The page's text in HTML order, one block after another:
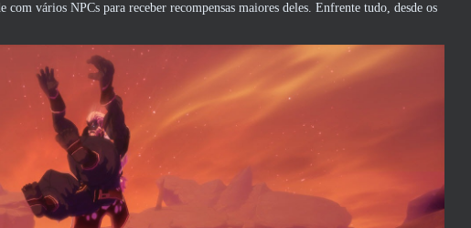
vários NPCs para receber recompensas maiores deles. Enfrente tudo, desde os